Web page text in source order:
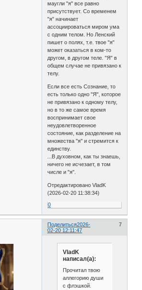
маугли "я" все равно
присутствует. Со временем
"я" начинает
ассоциироваться миром ума
с одним телом. Но Ленский
пишет о полях, т.е. твое "я"
может оказаться в ком-то
другом, в другом теле. "Я" в
общем случае не привязано к
телу.
Если все есть Сознание, то
есть только одно "Я", которое
не привязано к одному телу,
но в то же самое время
воспринимает свое
неудовлетворенное
состояние, как разделение на
множества "я" и стремится к
единству.
...В духовном, как ты знаешь,
ничего не исчезает, в том
числе и "я".
Отредактировано VladK
(2026-02-20 11:38:34)
0
Поделиться 7
2026-
02-20 12:11:47
VladK
написал(а):
Прочитал твою
аллегорию души
с флэшкой.